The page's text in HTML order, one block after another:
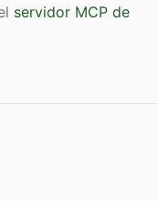
servidor MCP de